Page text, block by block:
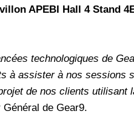
APEBI Hall 4 Stand
technologiques de
à assister à nos sessions
de nos clients utilisant
de Gear9.